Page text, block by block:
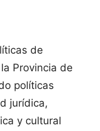
de
Provincia de
políticas
jurídica,
y cultural